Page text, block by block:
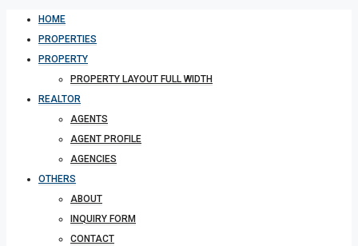
HOME
PROPERTIES
PROPERTY
PROPERTY LAYOUT FULL WIDTH
REALTOR
AGENTS
AGENT PROFILE
AGENCIES
OTHERS
ABOUT
INQUIRY FORM
CONTACT